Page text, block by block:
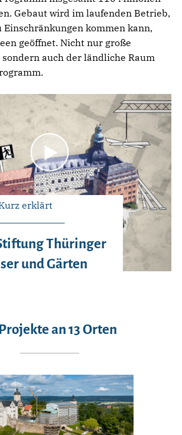
Gebaut wird im laufenden Betrieb,
Einschränkungen kommen kann,
geöffnet. Nicht nur große
auch der ländliche Raum
erklärt
Thüringer
und Gärten
an 13 Orten